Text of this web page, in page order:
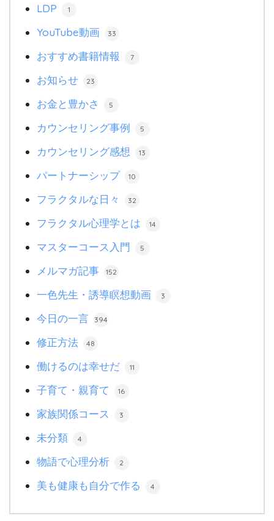
LDP 1
YouTube動画 33
おすすめ書籍情報 7
お知らせ 23
お金と豊かさ 5
カウンセリング事例 5
カウンセリング感想 13
パートナーシップ 10
フラクタルな日々 32
フラクタル心理学とは 14
マスターコース入門 5
メルマガ記事 152
一色先生・誘導瞑想動画 3
今日の一言 394
修正方法 48
働けるのは幸せだ 11
子育て・親育て 16
家族関係コース 3
未分類 4
物語で心理分析 2
美も健康も自分で作る 4